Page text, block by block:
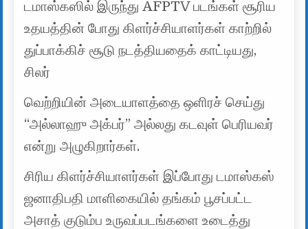
டமாஸ்கஸில் இருந்து AFPTV படங்கள் சூரிய
உதயத்தின் போது கிளர்ச்சியாளர்கள் காற்றில்
துப்பாக்கிச் சூடு நடத்தியதைக் காட்டியது,
சிலர்
வெற்றியின் அடையாளத்தை ஒளிரச் செய்து
“அல்லாஹு அக்பர்” அல்லது கடவுள் பெரியவர்
என்று அழுகிறார்கள்.
சிரிய கிளர்ச்சியாளர்கள் இப்போது டமாஸ்கஸ்
ஜனாதிபதி மாளிகையில் தங்கம் பூசப்பட்ட
அசாத் குடும்ப உருவப்படங்களை உடைத்து